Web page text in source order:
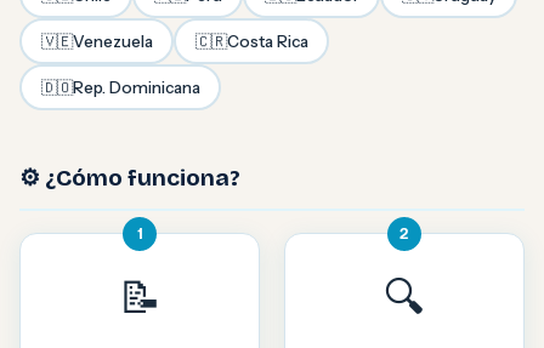
🇻🇪Venezuela 🇨🇷Costa Rica
🇩🇴Rep. Dominicana
⚙️ ¿Cómo funciona?
1
📝
2
🔍